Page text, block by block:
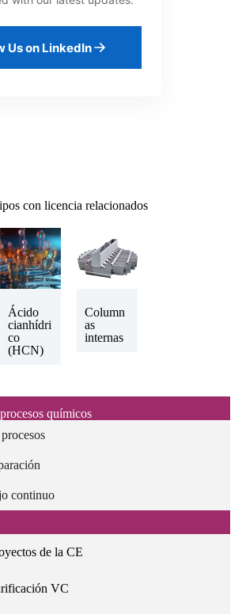
Us on LinkedIn
con licencia relacionados
Ácido
cianhídri
co
(HCN)
Column
as
internas
químicos
continuo
de la CE
VC